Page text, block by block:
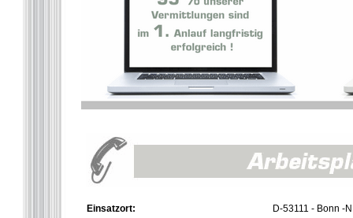
Einsatzort: D-53111 - Bonn -